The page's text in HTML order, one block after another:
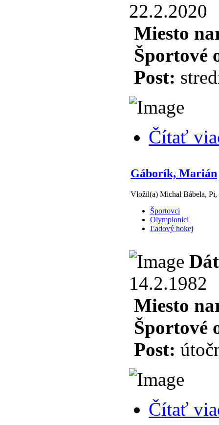
22.2.2020
Miesto
Športové
Post:
Čítať
Gáborík, Marián
Vložil(a) Michal Bábela, Pi,
Športovci
Olympionici
Ľadový hokej
14.2.1982
Miesto
Športové
Post:
Čítať